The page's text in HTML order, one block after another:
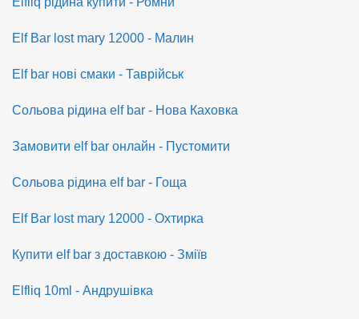
Elf Bar lost mary 12000 - Малин
Elf bar нові смаки - Таврійськ
Сольова рідина elf bar - Нова Каховка
Замовити elf bar онлайн - Пустомити
Сольова рідина elf bar - Гоща
Elf Bar lost mary 12000 - Охтирка
Купити elf bar з доставкою - Зміїв
Elfliq 10ml - Андрушівка